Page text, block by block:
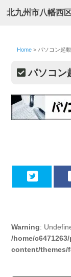
北九州市八幡西
Home > パソコン起
パソコン
Warning:
/home/
content/themes/